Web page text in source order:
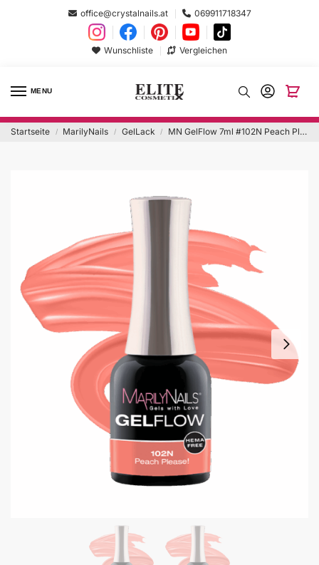
office@crystalnails.at 069911718347
Wunschliste Vergleichen
MENU
Startseite / MarilyNails / GelLack / MN GelFlow 7ml #102N Peach Please!